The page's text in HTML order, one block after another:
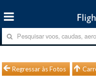
Regressar às Fotos